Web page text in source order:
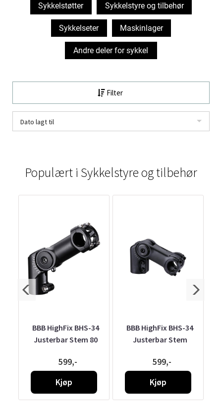
Sykkelstøtter Sykkelstyre og tilbehør
Sykkelseter Maskinlager
Andre deler for sykkel
Filter
Dato lagt til
Populært i Sykkelstyre og tilbehør
BBB HighFix BHS-34
Justerbar Stem 80
599,-
Kjøp
BBB HighFix BHS-34
Justerbar Stem
599,-
Kjøp